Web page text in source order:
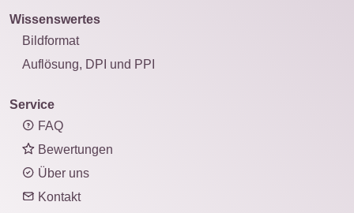
Wissenswertes
Bildformat
Auflösung, DPI und PPI
Service
FAQ
Bewertungen
Über uns
Kontakt